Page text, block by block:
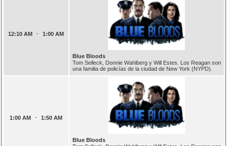
12:10 AM - 1:00 AM
Blue Bloods
Tom Selleck, Donnie Wahlberg y Will Estes. Los Reagan son
una familia de policías de la ciudad de New York (NYPD).
1:00 AM - 1:50 AM
Blue Bloods